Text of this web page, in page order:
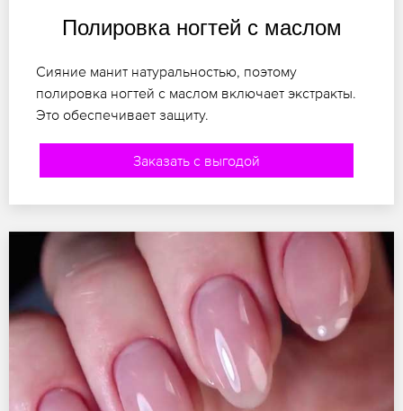
Полировка ногтей с маслом
Сияние манит натуральностью, поэтому
полировка ногтей с маслом включает экстракты.
Это обеспечивает защиту.
Заказать с выгодой